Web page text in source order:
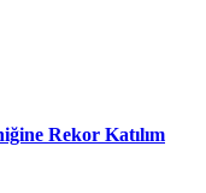
Rekor Katılım